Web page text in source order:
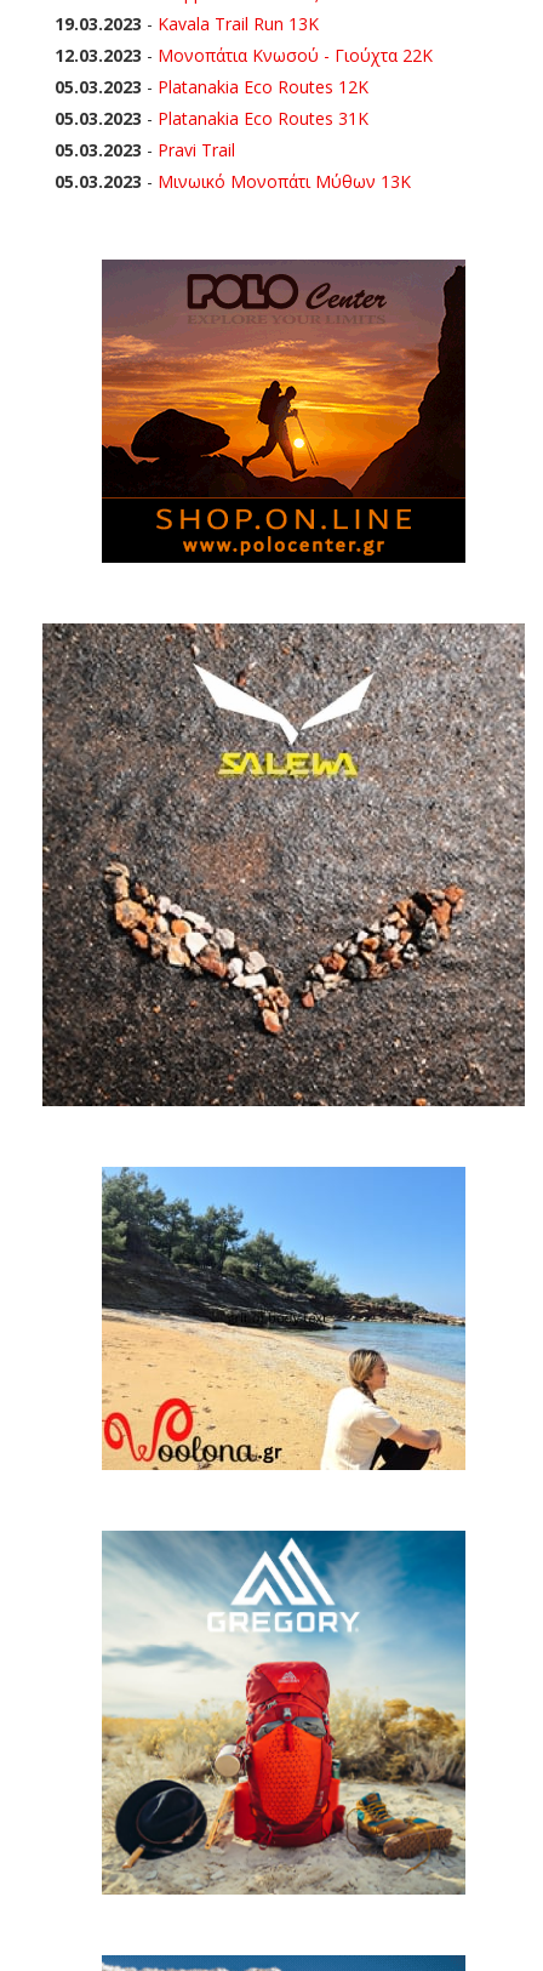
19.03.2023 - Kavala Trail Run 13K
12.03.2023 - Μονοπάτια Κνωσού - Γιούχτα 22Κ
05.03.2023 - Platanakia Eco Routes 12K
05.03.2023 - Platanakia Eco Routes 31K
05.03.2023 - Pravi Trail
05.03.2023 - Μινωικό Μονοπάτι Μύθων 13Κ